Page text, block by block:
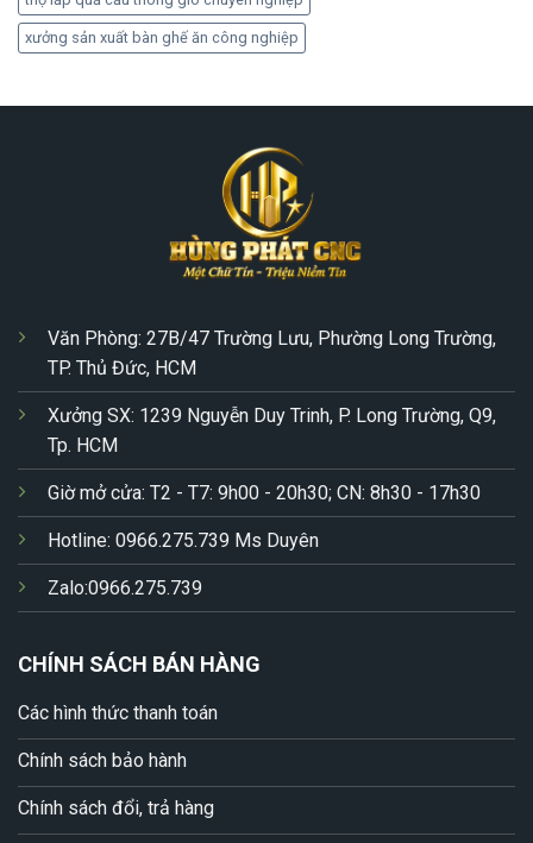
xưởng sản xuất bàn ghế ăn công nghiệp
Văn Phòng: 27B/47 Trường Lưu, Phường Long Trường,
TP. Thủ Đức, HCM
Xưởng SX: 1239 Nguyễn Duy Trinh, P. Long Trường, Q9,
Tp. HCM
Giờ mở cửa: T2 - T7: 9h00 - 20h30; CN: 8h30 - 17h30
Hotline: 0966.275.739 Ms Duyên
Zalo:0966.275.739
CHÍNH SÁCH BÁN HÀNG
Các hình thức thanh toán
Chính sách bảo hành
Chính sách đổi, trả hàng